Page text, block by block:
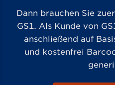
Dann brauchen Sie
GS1. Als Kunde von
anschließend auf
und kostenfrei